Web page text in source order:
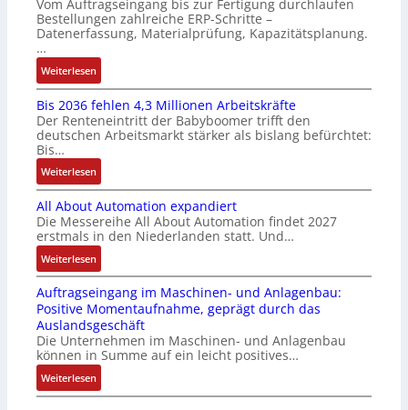
n
i
F
a
n
u
c
C
-
S
y
t
e
m
e
i
e
u
n
b
e
ä
t
i
g
R
e
i
f
e
g
a
ü
r
m
u
l
t
i
v
r
i
b
l
e
S
e
u
e
r
u
n
l
o
s
e
I
n
t
e
g
r
a
t
i
o
n
v
o
n
A
G
V
u
n
d
Vom Auftragseingang bis zur Fertigung durchlaufen
Bestellungen zahlreiche ERP-Schritte –
Datenerfassung, Materialprüfung, Kapazitätsplanung.
…
Weiterlesen:
K
I
b
r
a
u
c
h
t
S
t
r
u
k
t
u
r
Bis 2036 fehlen 4,3 Millionen Arbeitskräfte
Der Renteneintritt der Babyboomer trifft den
deutschen Arbeitsmarkt stärker als bislang befürchtet:
Bis…
Weiterlesen:
B
i
s
2
0
3
6
f
e
h
l
e
n
All About Automation expandiert
Die Messereihe All About Automation findet 2027
erstmals in den Niederlanden statt. Und…
Weiterlesen:
A
l
l
A
b
o
u
t
Auftragseingang im Maschinen- und Anlagenbau:
Positive Momentaufnahme, geprägt durch das
Auslandsgeschäft
Die Unternehmen im Maschinen- und Anlagenbau
können in Summe auf ein leicht positives…
Weiterlesen:
A